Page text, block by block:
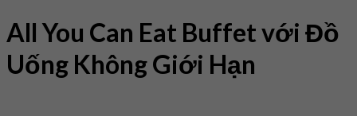
All You Can Eat Buffet với Đồ
Uống Không Giới Hạn